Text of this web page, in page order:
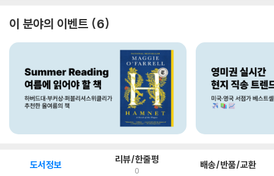
이 분야의 이벤트 6
도서정보 리뷰/한줄평
0 배송/반품/교환